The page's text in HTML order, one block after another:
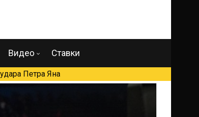
Видео Ставки
Петра Яна